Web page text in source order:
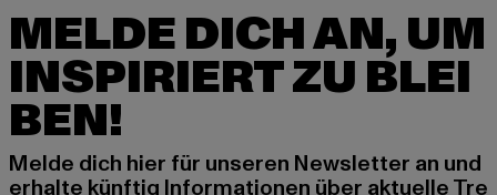
MELDE DICH AN, UM
INSPIRIERT ZU BLEI
BEN!
Melde dich hier für unseren Newsletter an und
erhalte künftig Informationen über aktuelle Tre